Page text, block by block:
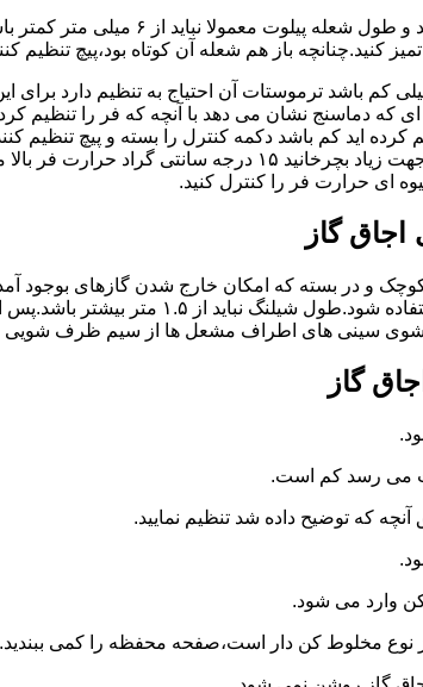
رنگ شعله پیلوت باید
کنید.چنانچه باز هم شعله آن کوتاه بود،پیچ
ای حرارت فر را کنترل کنید.
گاز
و در بسته که امکان خارج شدن گازهای بوجود
اجاق باید از بست مناسب
سینی های اطراف مشعل ها از سیم ظرف شویی
گاز
می رسد کم است.
که توضیح داده شد تنظیم نمایید.
وارد می شود.
نوع مخلوط کن دار است،صفحه محفظه را کمی ببندید.